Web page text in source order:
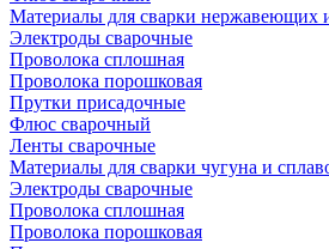
Материалы для сварки нержавеющих
Электроды сварочные
Проволока сплошная
Проволока порошковая
Прутки присадочные
Флюс сварочный
Ленты сварочные
Материалы для сварки чугуна и
Электроды сварочные
Проволока сплошная
Проволока порошковая